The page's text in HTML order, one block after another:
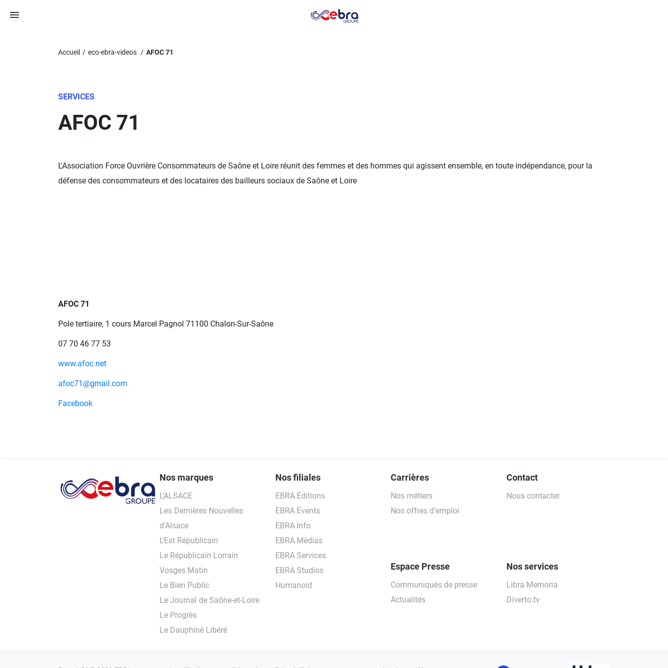
Accueil eco-ebra-videos AFOC 71
SERVICES
AFOC 71
L'Association Force Ouvrière Consommateurs de Saône et Loire réunit des femmes et des hommes qui agissent ensemble, en toute indépendance, pour la
défense des consommateurs et des locataires des bailleurs sociaux de Saône et Loire
AFOC 71
Pole tertiaire, 1 cours Marcel Pagnol 71100 Chalon-Sur-Saône
07 70 46 77 53
www.afoc.net
afoc71@gmail.com
Facebook
Nos marques
L’ALSACE
Les Dernières Nouvelles
d’Alsace
L’Est Républicain
Le Républicain Lorrain
Vosges Matin
Le Bien Public
Le Journal de Saône-et-Loire
Le Progrès
Le Dauphiné Libéré
Nos filiales
EBRA Éditions
EBRA Events
EBRA Info
EBRA Médias
EBRA Services
EBRA Studios
Humanoid
Carrières
Nos métiers
Nos offres d’emploi
Espace Presse
Communiqués de presse
Actualités
Contact
Nous contacter
Nos services
Libra Memoria
Diverto.tv